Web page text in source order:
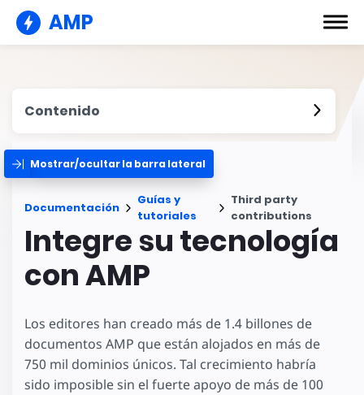
AMP
Contenido
Mostrar/ocultar la barra lateral
Documentación
Guías y
tutoriales
Third party
contributions
Integre su tecnología
con AMP
Los editores han creado más de 1.4 billones de
documentos AMP que están alojados en más de
750 mil dominios únicos. Tal crecimiento habría
sido imposible sin el fuerte apoyo de más de 100